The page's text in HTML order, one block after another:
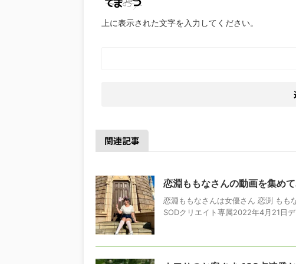
上に表示された文字を入力してください。
関連記事
恋淵ももなさんの動画を集め
恋淵ももなさんは女優さん 恋渕 もも
SODクリエイト専属2022年4月21日